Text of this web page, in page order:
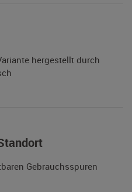
hergestellt durch
Gebrauchsspuren